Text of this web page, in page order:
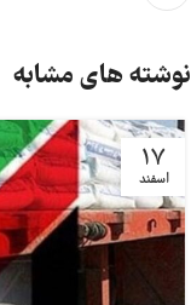
نوشته های مشابه
17
اسفند